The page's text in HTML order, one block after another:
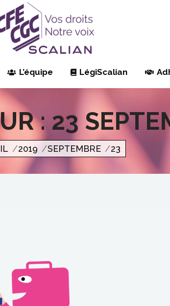
L’équipe LégiScalian
:23
2019 SEPTEMBRE 23